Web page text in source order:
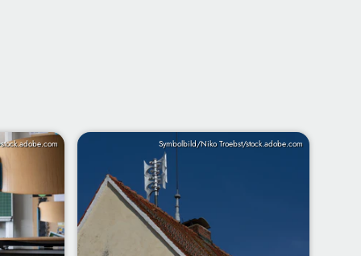
Symbolbild/Niko Troebst/stock.adobe.com